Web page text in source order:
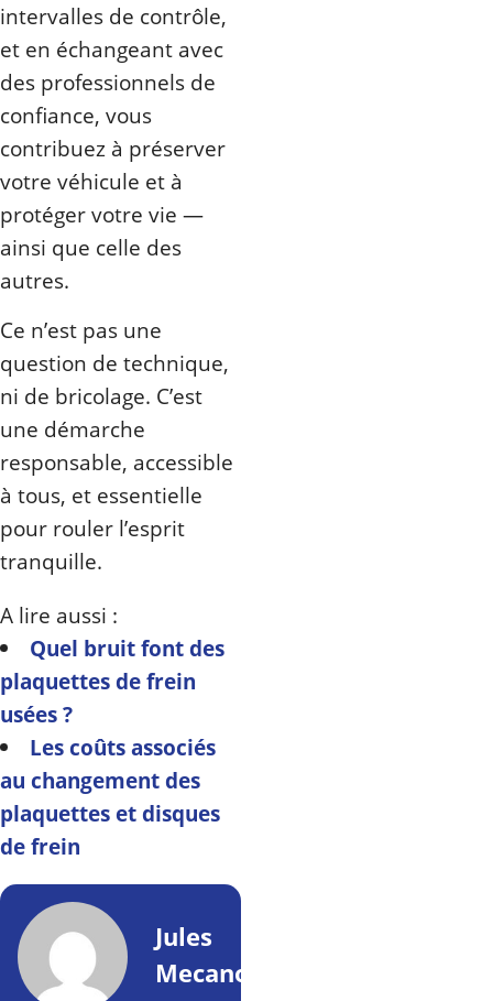
intervalles de contrôle,
et en échangeant avec
des professionnels de
confiance, vous
contribuez à préserver
votre véhicule et à
protéger votre vie —
ainsi que celle des
autres.
Ce n’est pas une
question de technique,
ni de bricolage. C’est
une démarche
responsable, accessible
à tous, et essentielle
pour rouler l’esprit
tranquille.
A lire aussi :
Quel bruit font des
plaquettes de frein
usées ?
Les coûts associés
au changement des
plaquettes et disques
de frein
Jules
Mecano